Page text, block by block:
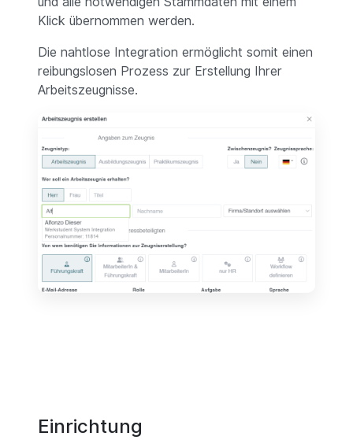
Klick übernommen werden.
Die nahtlose Integration ermöglicht somit einen
reibungslosen Prozess zur Erstellung Ihrer
Arbeitszeugnisse.
Einrichtung